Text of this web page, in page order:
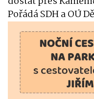
Pořádá SDH a OÚ